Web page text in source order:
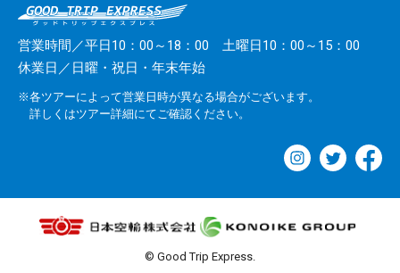
営業時間／平日10：00～18：00 土曜日10：00～15：00
休業日／日曜・祝日・年末年始
※各ツアーによって営業日時が異なる場合がございます。
詳しくはツアー詳細にてご確認ください。
© Good Trip Express.